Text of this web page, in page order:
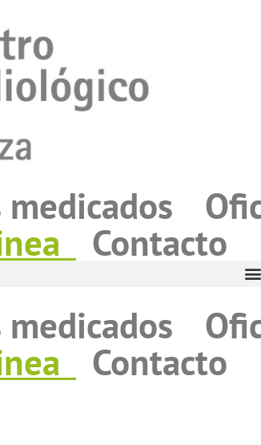
Contacto
Contacto